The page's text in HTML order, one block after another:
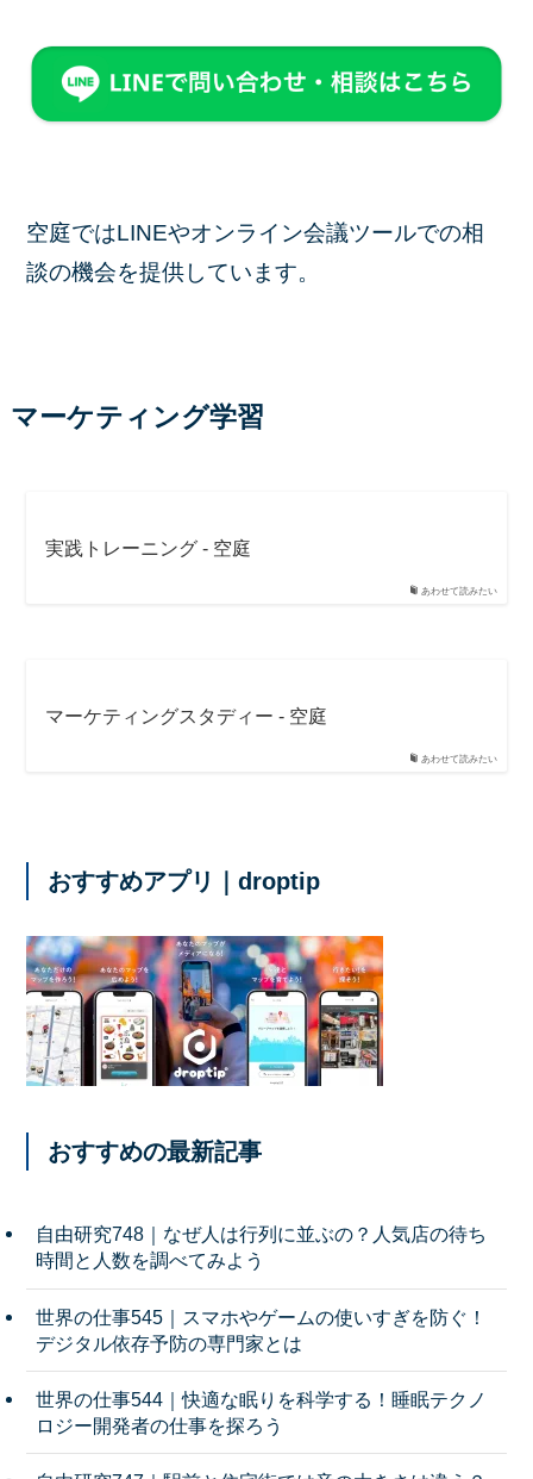
空庭ではLINEやオンライン会議ツールでの相
談の機会を提供しています。
マーケティング学習
あわせて読みたい
実践トレーニング - 空庭
あわせて読みたい
マーケティングスタディー - 空庭
おすすめアプリ｜droptip
おすすめの最新記事
自由研究748｜なぜ人は行列に並ぶの？人気店の待ち
時間と人数を調べてみよう
世界の仕事545｜スマホやゲームの使いすぎを防ぐ！
デジタル依存予防の専門家とは
世界の仕事544｜快適な眠りを科学する！睡眠テクノ
ロジー開発者の仕事を探ろう